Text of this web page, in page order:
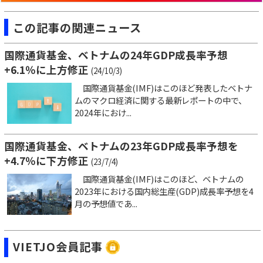
この記事の関連ニュース
国際通貨基金、ベトナムの24年GDP成長率予想
+6.1％に上方修正 (24/10/3)
国際通貨基金(IMF)はこのほど発表したベトナ
ムのマクロ経済に関する最新レポートの中で、
2024年におけ...
国際通貨基金、ベトナムの23年GDP成長率予想を
+4.7％に下方修正 (23/7/4)
国際通貨基金(IMF)はこのほど、ベトナムの
2023年における国内総生産(GDP)成長率予想を4
月の予想値であ...
VIETJO会員記事